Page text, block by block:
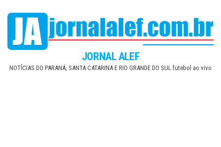
content
JORNAL ALEF
NOTÍCIAS DO PARANÁ, SANTA CATARINA E RIO GRANDE DO SUL futebol ao vivo